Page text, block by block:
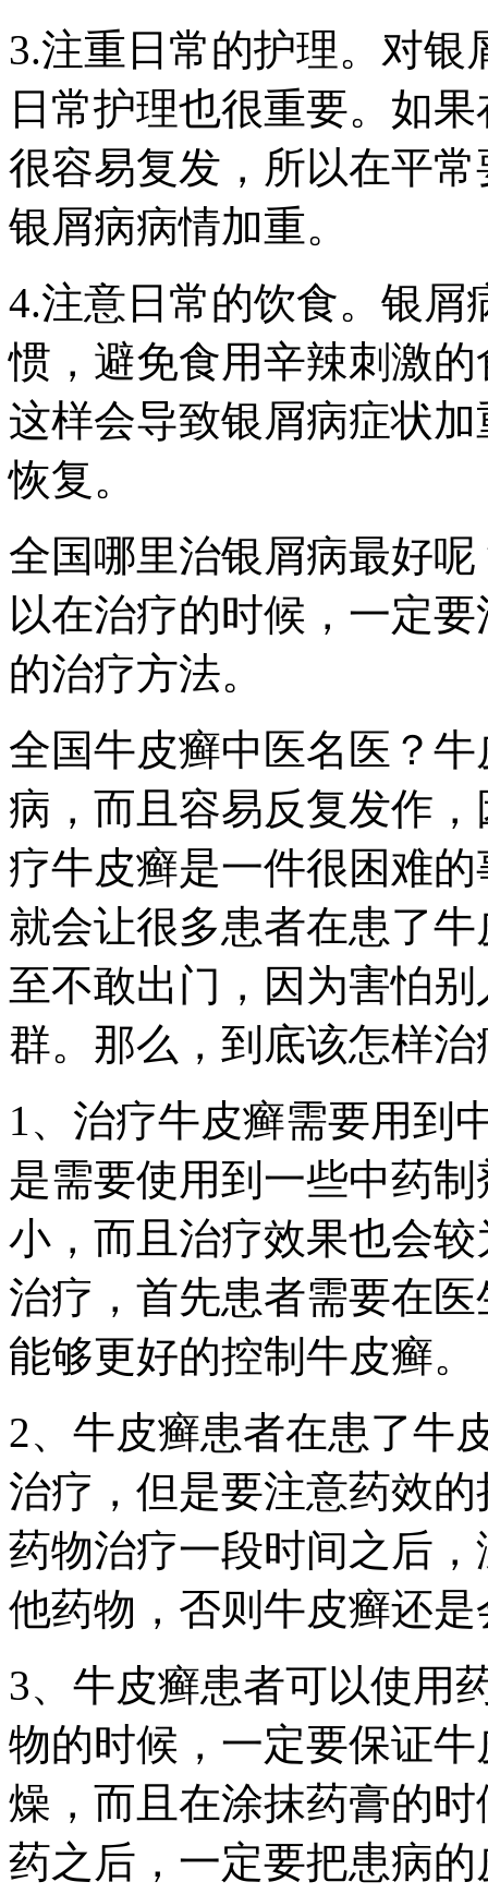
3.注重日常的护理。对
日常护理也很重要。如
很容易复发，所以在平
银屑病病情加重。
4.注意日常的饮食。银屑
惯，避免食用辛辣刺激
这样会导致银屑病症状
恢复。
全国哪里治银屑病最好
以在治疗的时候，一定
的治疗方法。
全国牛皮癣中医名医？
病，而且容易反复发作
疗牛皮癣是一件很困难
就会让很多患者在患了
至不敢出门，因为害怕
群。那么，到底该怎样
1、治疗牛皮癣需要用到
是需要使用到一些中药
小，而且治疗效果也会
治疗，首先患者需要在
能够更好的控制牛皮癣。
2、牛皮癣患者在患了牛
治疗，但是要注意药效
药物治疗一段时间之后
他药物，否则牛皮癣还
3、牛皮癣患者可以使用
物的时候，一定要保证
燥，而且在涂抹药膏的
药之后，一定要把患病